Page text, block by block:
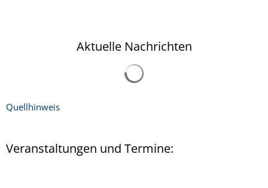
Aktuelle Nachrichten
Quellhinweis
Veranstaltungen und Termine: